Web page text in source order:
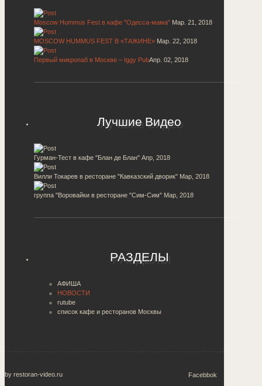
Moscow Hummus Fest в кафе "Одесса-мама" Мар. 21, 2018
MOSCOW HUMMUS FEST В «ТАЖИНЕ» Мар. 22, 2018
Первый микропаб в Москве – Iggy PubАпр. 02, 2018
Лучшие Видео
Гурман-Тест в кафе "Блан де Блан" Апр, 2018
Вилли Токарев в ресторане "Кавказский дворик" Мар, 2018
группа "Воровайки в ресторане "Сим-Сим" Мар, 2018
РАЗДЕЛЫ
АФИША
НОВОСТИ
rutube
список кафе и ресторанов Москвы
by restoran-video.ru Facebbok